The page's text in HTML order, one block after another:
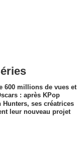
600 millions de vues et
: après KPop
Hunters, ses créatrices
leur nouveau projet